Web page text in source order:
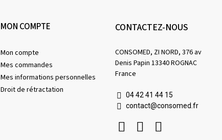
MON COMPTE
Mon compte
Mes commandes
Mes informations personnelles
Droit de rétractation
CONTACTEZ-NOUS
CONSOMED, ZI NORD, 376 av
Denis Papin 13340 ROGNAC
France
04 42 41 44 15
contact@consomed.fr